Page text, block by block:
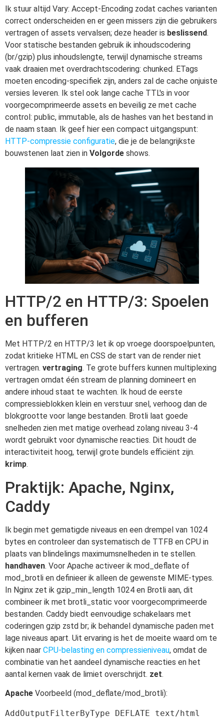
Ik stuur altijd Vary: Accept-Encoding zodat caches varianten
correct onderscheiden en er geen missers zijn die gebruikers
vertragen of assets vervalsen; deze header is beslissend.
Voor statische bestanden gebruik ik inhoudscodering
(br/gzip) plus inhoudslengte, terwijl dynamische streams
vaak draaien met overdrachtscodering: chunked. ETags
moeten encoding-specifiek zijn, anders zal de cache onjuiste
versies leveren. Ik stel ook lange cache TTL's in voor
voorgecomprimeerde assets en beveilig ze met cache
control: public, immutable, als de hashes van het bestand in
de naam staan. Ik geef hier een compact uitgangspunt:
HTTP-compressie configuratie, die je de belangrijkste
bouwstenen laat zien in Volgorde shows.
HTTP/2 en HTTP/3: Spoelen
en bufferen
Met HTTP/2 en HTTP/3 let ik op vroege doorspoelpunten,
zodat kritieke HTML en CSS de start van de render niet
vertragen. vertraging. Te grote buffers kunnen multiplexing
vertragen omdat één stream de planning domineert en
andere inhoud staat te wachten. Ik houd de eerste
compressieblokken klein en verstuur snel, verhoog dan de
blokgrootte voor lange bestanden. Brotli laat goede
snelheden zien met matige overhead zolang niveau 3-4
wordt gebruikt voor dynamische reacties. Dit houdt de
interactiviteit hoog, terwijl grote bundels efficiënt zijn.
krimp.
Praktijk: Apache, Nginx,
Caddy
Ik begin met gematigde niveaus en een drempel van 1024
bytes en controleer dan systematisch de TTFB en CPU in
plaats van blindelings maximumsnelheden in te stellen.
handhaven. Voor Apache activeer ik mod_deflate of
mod_brotli en definieer ik alleen de gewenste MIME-types.
In Nginx zet ik gzip_min_length 1024 en Brotli aan, dit
combineer ik met brotli_static voor voorgecomprimeerde
bestanden. Caddy biedt eenvoudige schakelaars met
coderingen gzip zstd br; ik behandel dynamische paden met
lage niveaus apart. Uit ervaring is het de moeite waard om te
kijken naar CPU-belasting en compressieniveau, omdat de
combinatie van het aandeel dynamische reacties en het
aantal kernen vaak de limiet overschrijdt. zet.
Apache Voorbeeld (mod_deflate/mod_brotli):
AddOutputFilterByType DEFLATE text/html